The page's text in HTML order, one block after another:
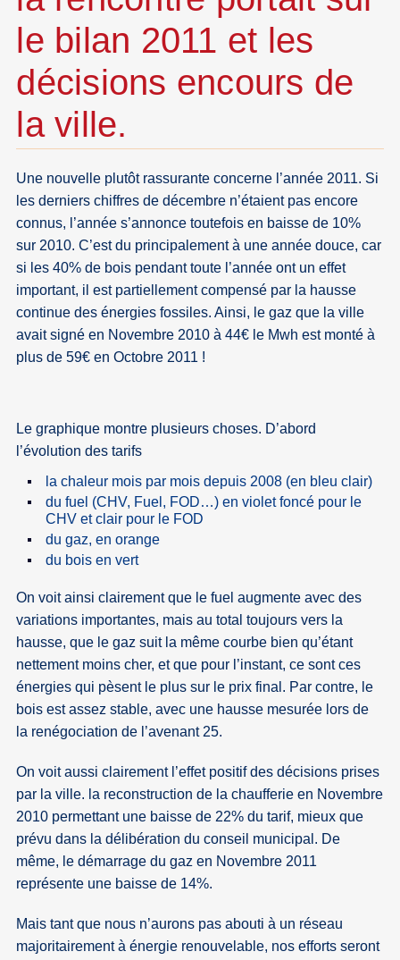
le bilan 2011 et les
décisions encours de
la ville.
Une nouvelle plutôt rassurante concerne l’année 2011. Si
les derniers chiffres de décembre n’étaient pas encore
connus, l’année s’annonce toutefois en baisse de 10%
sur 2010. C’est du principalement à une année douce, car
si les 40% de bois pendant toute l’année ont un effet
important, il est partiellement compensé par la hausse
continue des énergies fossiles. Ainsi, le gaz que la ville
avait signé en Novembre 2010 à 44€ le Mwh est monté à
plus de 59€ en Octobre 2011 !
Le graphique montre plusieurs choses. D’abord
l’évolution des tarifs
la chaleur mois par mois depuis 2008 (en bleu clair)
du fuel (CHV, Fuel, FOD…) en violet foncé pour le
CHV et clair pour le FOD
du gaz, en orange
du bois en vert
On voit ainsi clairement que le fuel augmente avec des
variations importantes, mais au total toujours vers la
hausse, que le gaz suit la même courbe bien qu’étant
nettement moins cher, et que pour l’instant, ce sont ces
énergies qui pèsent le plus sur le prix final. Par contre, le
bois est assez stable, avec une hausse mesurée lors de
la renégociation de l’avenant 25.
On voit aussi clairement l’effet positif des décisions prises
par la ville. la reconstruction de la chaufferie en Novembre
2010 permettant une baisse de 22% du tarif, mieux que
prévu dans la délibération du conseil municipal. De
même, le démarrage du gaz en Novembre 2011
représente une baisse de 14%.
Mais tant que nous n’aurons pas abouti à un réseau
majoritairement à énergie renouvelable, nos efforts seront